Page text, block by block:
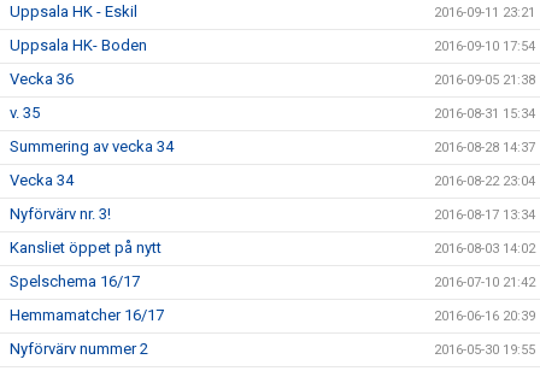
Uppsala HK - Eskil 2016-09-11 23:21
Uppsala HK- Boden 2016-09-10 17:54
Vecka 36 2016-09-05 21:38
v. 35 2016-08-31 15:34
Summering av vecka 34 2016-08-28 14:37
Vecka 34 2016-08-22 23:04
Nyförvärv nr. 3! 2016-08-17 13:34
Kansliet öppet på nytt 2016-08-03 14:02
Spelschema 16/17 2016-07-10 21:42
Hemmamatcher 16/17 2016-06-16 20:39
Nyförvärv nummer 2 2016-05-30 19:55